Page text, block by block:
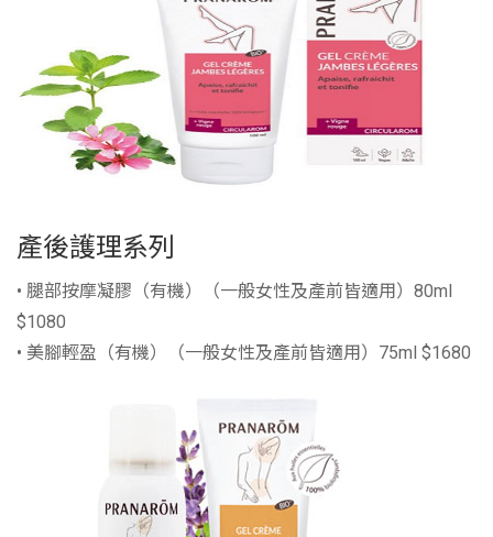
產後護理系列
• 腿部按摩凝膠（有機）（一般女性及產前皆適用）80ml
$1080
• 美腳輕盈（有機）（一般女性及產前皆適用）75ml $1680